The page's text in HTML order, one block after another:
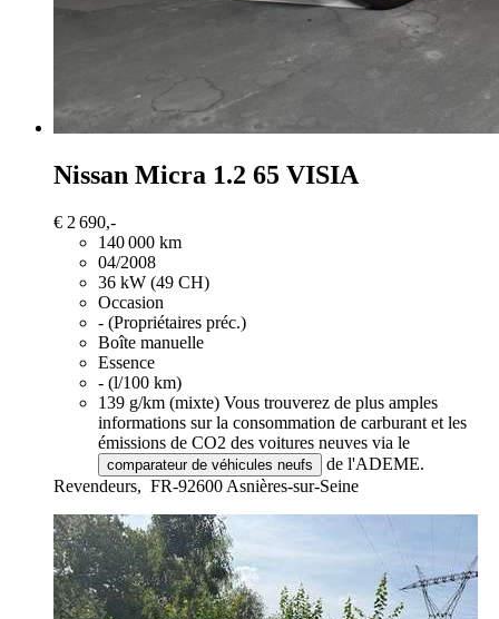
Nissan Micra 1.2 65 VISIA
€ 2 690,-
140 000 km
04/2008
36 kW (49 CH)
Occasion
- (Propriétaires préc.)
Boîte manuelle
Essence
- (l/100 km)
139 g/km (mixte) Vous trouverez de plus amples
informations sur la consommation de carburant et les
émissions de CO2 des voitures neuves via le
comparateur de véhicules neufs
de l'ADEME.
Revendeurs, FR-92600 Asnières-sur-Seine